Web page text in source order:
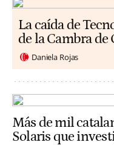
La caída de
de la Cambra de
Daniela Rojas
Más de mil
Solaris que